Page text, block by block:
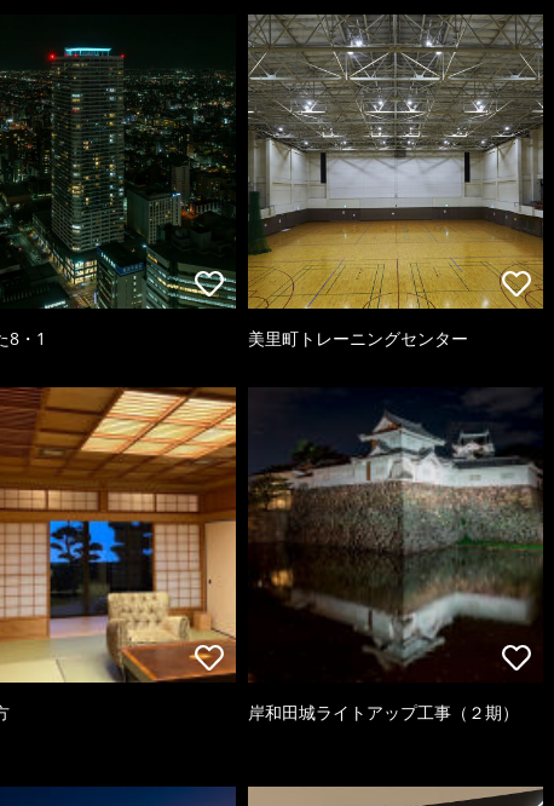
8・1 美里町トレーニングセンター
岸和田城ライトアップ工事（２期）